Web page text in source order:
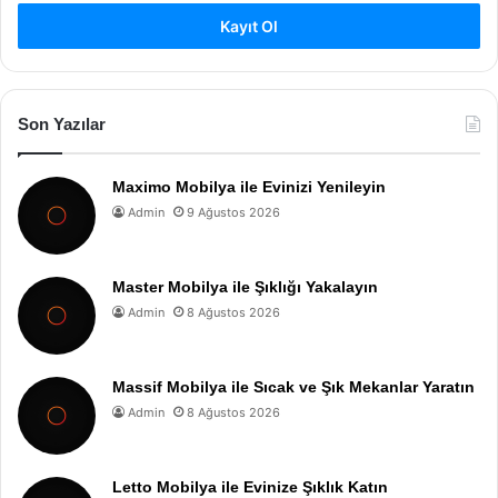
Kayıt Ol
Son Yazılar
Maximo Mobilya ile Evinizi Yenileyin
Admin 9 Ağustos 2026
Master Mobilya ile Şıklığı Yakalayın
Admin 8 Ağustos 2026
Massif Mobilya ile Sıcak ve Şık Mekanlar Yaratın
Admin 8 Ağustos 2026
Letto Mobilya ile Evinize Şıklık Katın